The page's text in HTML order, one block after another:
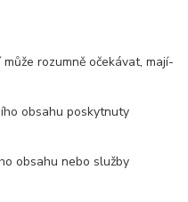
rozumně očekávat, mají-
obsahu poskytnuty
obsahu nebo služby